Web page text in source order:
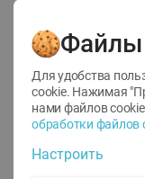
12
1.05 руб./
Файлы
Для удобства
cookie. Нажимая
нами файлов cookie
обработки файлов
Настроить